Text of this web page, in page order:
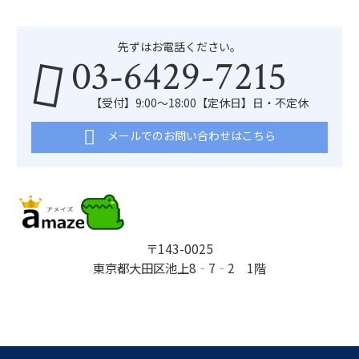
先ずはお電話ください。
03-6429-7215
【受付】9:00～18:00【定休日】日・不定休
メールでのお問い合わせはこちら
〒143-0025
東京都大田区池上8‐7‐2 1階